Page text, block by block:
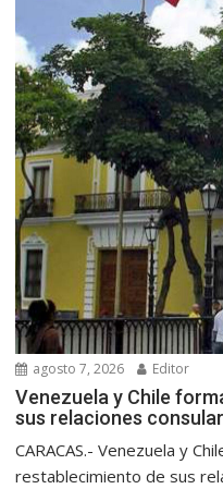
agosto 7, 2026 Editor
Venezuela y Chile
sus relaciones
CARACAS.- Venezuela y
restablecimiento de sus